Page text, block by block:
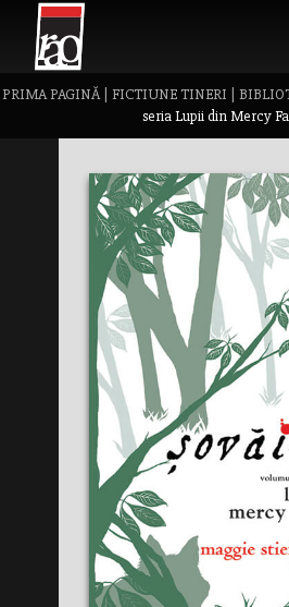
PRIMA PAGINĂ| FICTIUNE TINERI
seria Lupii din Mercy